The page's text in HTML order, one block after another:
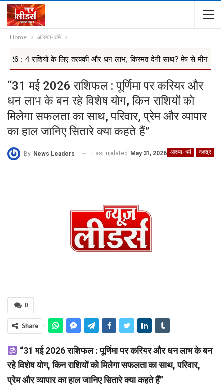
Home आस्था- धर्म
के लिए तरक्की और धन लाभ, किस्मत देगी साथ? मेष से मीन तक 12 ...
“31 मई 2026 राशिफल : पूर्णिमा पर करियर और
धन लाभ के बन रहे विशेष योग, किन राशियों को
मिलेगा सफलता का साथ, परिवार, प्रेम और व्यापार
का हाल जानिए सितारे क्या कहते हैं”
आस्था- धर्म नक्षत्र
By News Leaders Last updated May 31, 2026
0
Share
“31 मई 2026 राशिफल : पूर्णिमा पर करियर और धन लाभ के बन
रहे विशेष योग, किन राशियों को मिलेगा सफलता का साथ, परिवार,
प्रेम और व्यापार का हाल जानिए सितारे क्या कहते हैं”